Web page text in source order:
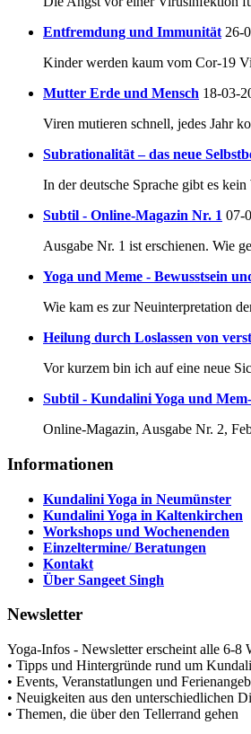
Entfremdung und Immunität 26-
Kinder werden kaum vom Cor-19
Mutter Erde und Mensch 18-03-
Viren mutieren schnell, jedes Jahr
Subrationalität – das neue
In der deutsche Sprache gibt es
Subtil - Online-Magazin Nr. 1 07-
Ausgabe Nr. 1 ist erschienen. Wie
Yoga und Meme - Bewusstsein
Wie kam es zur Neuinterpretation
Heilung durch Loslassen von
Vor kurzem bin ich auf eine neue
Subtil - Kundalini Yoga und
Online-Magazin, Ausgabe Nr. 2,
Informationen
Kundalini Yoga in Neumünster
Kundalini Yoga in Kaltenkirchen
Workshops und Wochenenden
Einzeltermine/ Beratungen
Kontakt
Über Sangeet Singh
Newsletter
Yoga-Infos - Newsletter erscheint alle 6-8
• Tipps und Hintergründe rund um
• Events, Veranstatlungen und
• Neuigkeiten aus den unterschiedlichen
• Themen, die über den Tellerrand gehen